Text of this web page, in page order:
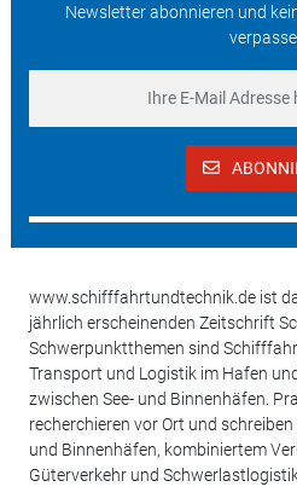
Newsletter abonnieren und
www.schifffahrtundtechnik.de ist
jährlich erscheinenden Zeitschrift
Schwerpunktthemen sind
Transport und Logistik im Hafen
zwischen See- und Binnenhäfen.
recherchieren vor Ort und
und Binnenhäfen, kombiniertem
Güterverkehr und